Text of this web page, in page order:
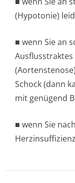
(Hypotonie)
■ wenn Sie an
Schock (dann
mit genügend
■ wenn Sie